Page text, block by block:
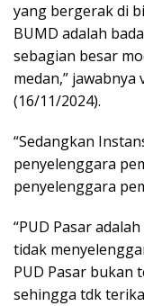
yang bergerak di
BUMD adalah
sebagian besar
medan,” jawabnya
(16/11/2024).
“Sedangkan
penyelenggara
penyelenggara
“PUD Pasar
tidak
PUD Pasar bukan
sehingga tdk